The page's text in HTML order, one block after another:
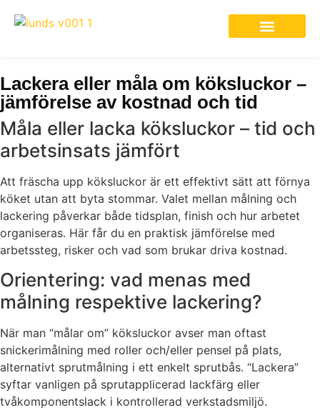
Lackera eller måla om köksluckor –
jämförelse av kostnad och tid
Måla eller lacka köksluckor – tid och
arbetsinsats jämfört
Att fräscha upp köksluckor är ett effektivt sätt att förnya
köket utan att byta stommar. Valet mellan målning och
lackering påverkar både tidsplan, finish och hur arbetet
organiseras. Här får du en praktisk jämförelse med
arbetssteg, risker och vad som brukar driva kostnad.
Orientering: vad menas med
målning respektive lackering?
När man “målar om” köksluckor avser man oftast
snickerimålning med roller och/eller pensel på plats,
alternativt sprutmålning i ett enkelt sprutbås. “Lackera”
syftar vanligen på sprutapplicerad lackfärg eller
tvåkomponentslack i kontrollerad verkstadsmiljö.